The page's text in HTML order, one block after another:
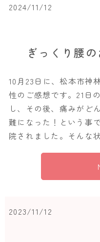
2024/11/12
ぎっくり腰
10月23日に、松本市神
性のご感想です。21日
し、その後、痛みがど
難になった！という事
院されました。そんな
2023/11/12